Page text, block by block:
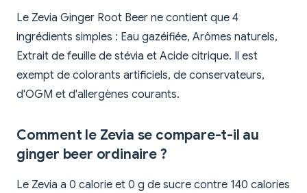
Le Zevia Ginger Root Beer ne contient que 4
ingrédients simples : Eau gazéifiée, Arômes naturels,
Extrait de feuille de stévia et Acide citrique. Il est
exempt de colorants artificiels, de conservateurs,
d'OGM et d'allergènes courants.
Comment le Zevia se compare-t-il au
ginger beer ordinaire ?
Le Zevia a 0 calorie et 0 g de sucre contre 140 calories